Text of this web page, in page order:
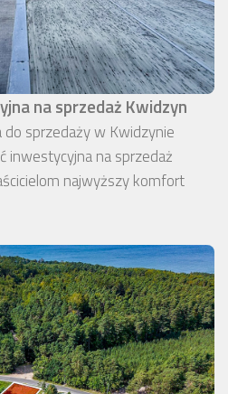
na sprzedaż Kwidzyn
do sprzedaży w Kwidzynie
inwestycyjna na sprzedaż
najwyższy komfort